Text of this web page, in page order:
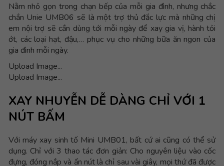
Nằm nhỏ gọn trong chạn bếp của mỗi gia đình, nhưng chắc
chắn Unie UMB06 sẽ là một trợ thủ đắc lực mà những chị
em nội trợ sẽ cần dùng tới mỗi ngày để xay gia vị, hành tỏi
ớt, các loại hạt, đậu,… phục vụ cho những bữa ăn ngon của
gia đình mỗi ngày.
Upload Image...
Upload Image...
XAY NHUYỄN DỄ DÀNG CHỈ VỚI 1
NÚT BẤM
Với máy xay sinh tố Mini UMB01, bất cứ ai cũng có thể sử
dụng. Chỉ với 3 thao tác đơn giản: Cho nguyên liệu vào cốc
đựng, đóng nắp và ấn nút là chỉ sau vài giây, mọi thứ đã được